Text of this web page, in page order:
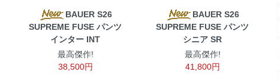
BAUER S26
SUPREME FUSE パンツ
インター INT
最高傑作!
38,500円
BAUER S26
SUPREME FUSE パンツ
シニア SR
最高傑作!
41,800円